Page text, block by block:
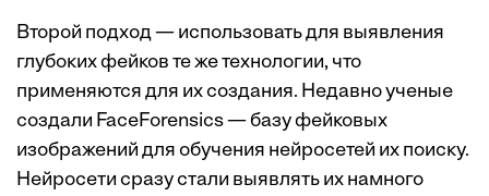
Второй подход — использовать для выявления
глубоких фейков те же технологии, что
применяются для их создания. Недавно ученые
создали FaceForensics — базу фейковых
изображений для обучения нейросетей их поиску.
Нейросети сразу стали выявлять их намного